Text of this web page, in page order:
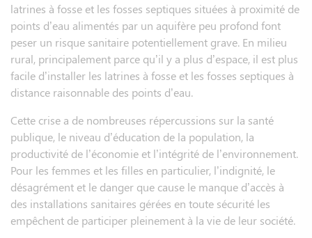
latrines à fosse et les fosses septiques situées à proximité de
points d’eau alimentés par un aquifère peu profond font
peser un risque sanitaire potentiellement grave. En milieu
rural, principalement parce qu’il y a plus d’espace, il est plus
facile d’installer les latrines à fosse et les fosses septiques à
distance raisonnable des points d’eau.
Cette crise a de nombreuses répercussions sur la santé
publique, le niveau d’éducation de la population, la
productivité de l’économie et l’intégrité de l’environnement.
Pour les femmes et les filles en particulier, l’indignité, le
désagrément et le danger que cause le manque d’accès à
des installations sanitaires gérées en toute sécurité les
empêchent de participer pleinement à la vie de leur société.